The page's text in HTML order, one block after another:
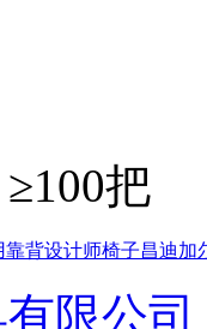
≥100把
背设计师椅子昌迪加
限公司